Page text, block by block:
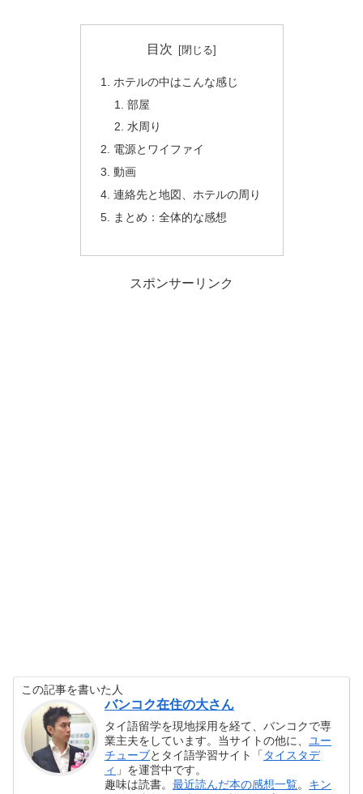
目次
ホテルの中はこんな感じ
部屋
水周り
電源とワイファイ
動画
連絡先と地図、ホテルの周り
まとめ：全体的な感想
スポンサーリンク
この記事を書いた人
バンコク在住の大さん
タイ語留学を現地採用を経て、バンコクで専
業主夫をしています。当サイトの他に、 ユー
チューブとタイ語学習サイト「 タイスタデ
ィ 」を運営中です。
趣味は読書。最近読んだ本の感想一覧。 キン